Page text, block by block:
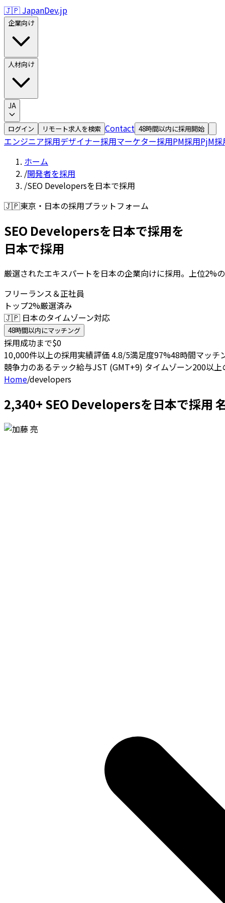
🇯🇵 JapanDev.jp
企業向け
人材向け
JA
ログイン リモート求人を検索 Contact 48時間以内に採用開始
エンジニア採用デザイナー採用マーケター採用PM採用PjM採
ホーム
/開発者を採用
/SEO Developersを日本で採用
🇯🇵東京・日本の採用プラットフォーム
SEO Developersを日本で採用を
日本で採用
厳選されたエキスパートを日本の企業向けに採用。上位2%
フリーランス＆正社員
トップ2%厳選済み
🇯🇵 日本のタイムゾーン対応
48時間以内にマッチング
採用成功まで$0
10,000件以上の採用実績評価 4.8/5満足度97%48時間マッチ
競争力のあるテック給与JST (GMT+9) タイムゾーン200以上
Home/developers
2,340+ SEO Developersを日本で採用